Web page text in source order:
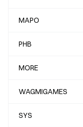
MAPO
PHB
MORE
WAGMIGAMES
SYS